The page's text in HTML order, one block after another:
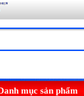
mục sản phẩm